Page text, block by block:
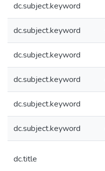
dc.subject.keyword
dc.subject.keyword
dc.subject.keyword
dc.subject.keyword
dc.subject.keyword
dc.subject.keyword
dc.title